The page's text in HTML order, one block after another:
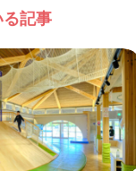
る記事